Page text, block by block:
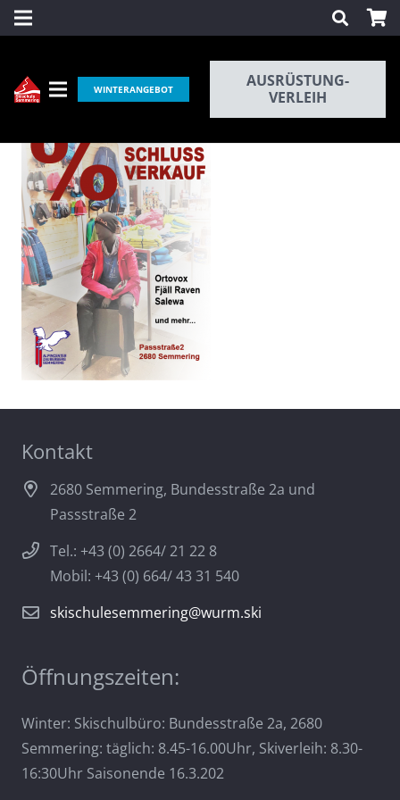
WINTERANGEBOT
AUSRÜSTUNG-
VERLEIH
Kontakt
2680 Semmering, Bundesstraße 2a und
Passstraße 2
Tel.: +43 (0) 2664/ 21 22 8
Mobil: +43 (0) 664/ 43 31 540
skischulesemmering@wurm.ski
Öffnungszeiten:
Winter: Skischulbüro: Bundesstraße 2a, 2680
Semmering: täglich: 8.45-16.00Uhr, Skiverleih: 8.30-
16:30Uhr Saisonende 16.3.202